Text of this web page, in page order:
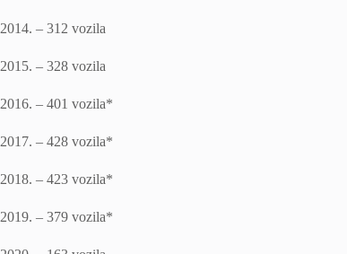
2014. – 312 vozila
2015. – 328 vozila
2016. – 401 vozila*
2017. – 428 vozila*
2018. – 423 vozila*
2019. – 379 vozila*